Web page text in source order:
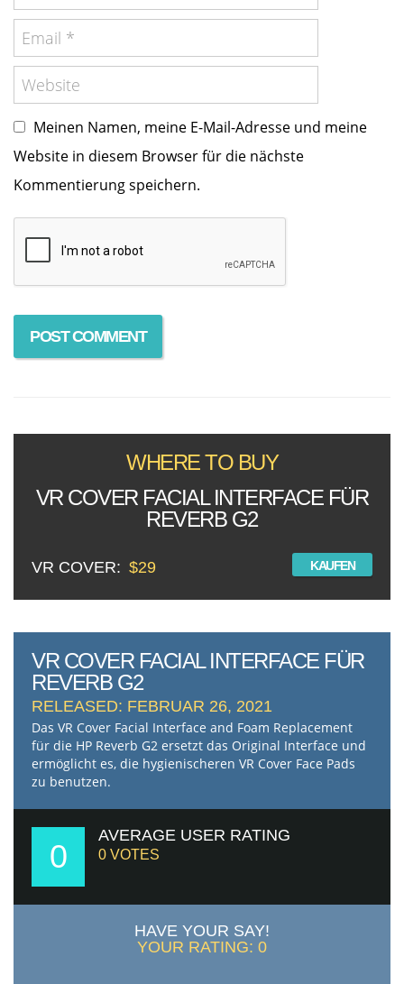
Meinen Namen, meine E-Mail-Adresse und meine
Website in diesem Browser für die nächste
Kommentierung speichern.
WHERE TO BUY
VR COVER FACIAL INTERFACE FÜR
REVERB G2
VR COVER: $29 KAUFEN
VR COVER FACIAL INTERFACE FÜR
REVERB G2
RELEASED: FEBRUAR 26, 2021
Das VR Cover Facial Interface and Foam Replacement
für die HP Reverb G2 ersetzt das Original Interface und
ermöglicht es, die hygienischeren VR Cover Face Pads
zu benutzen.
0
AVERAGE USER RATING
0VOTES
HAVE YOUR SAY!
YOUR RATING: 0